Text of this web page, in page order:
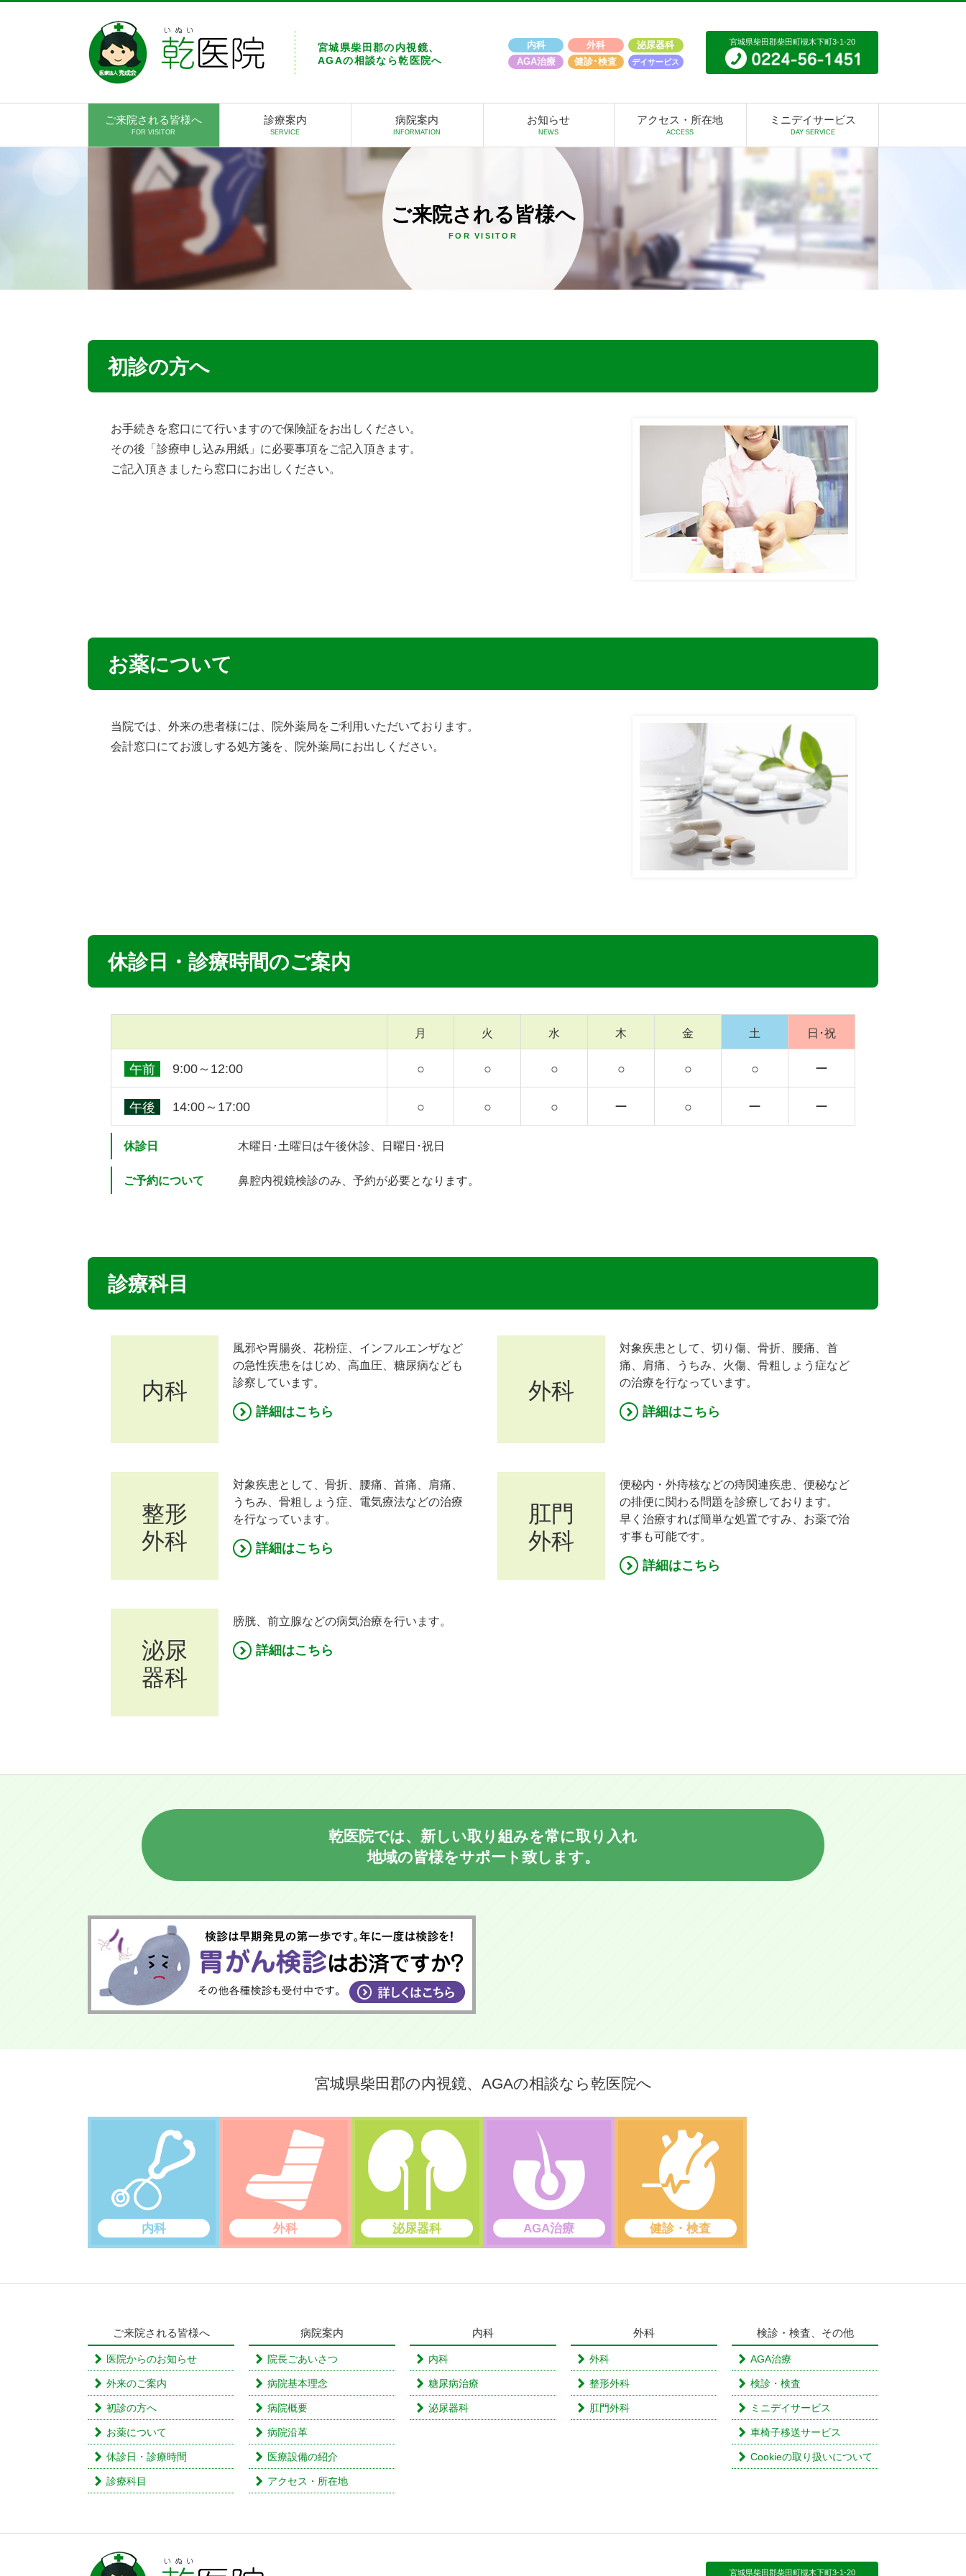
ご来院される皆様へ
FOR VISITOR
宮城県柴田郡の内視鏡、
AGAの相談なら乾医院へ
内科 外科
泌尿器科
AGA治療
健診･検査 デイサービス
宮城県柴田郡柴田町槻木下町3-1-20
お知らせ アクセス・所在地
ご来院される皆様へ 診療案内 病院案内 ミニデイサービス
初診の方へ
お手続きを窓口にて行いますので保険証をお出しください。
その後「診療申し込み用紙」に必要事項をご記入頂きます。
ご記入頂きましたら窓口にお出しください。
お薬について
当院では、外来の患者様には、院外薬局をご利用いただいております。
会計窓口にてお渡しする処方箋を、院外薬局にお出しください。
休診日・診療時間のご案内
月 火 水 木 金 土 日･祝
午前 9:00～12:00 ○ ○ ○ ○ ○ ○ ー
午後 14:00～17:00 ○ ○ ○ ー ○ ー ー
休診日 木曜日･土曜日は午後休診、日曜日･祝日
ご予約について 鼻腔内視鏡検診のみ、予約が必要となります。
診療科目
内科
風邪や胃腸炎、花粉症、インフルエンザなど
の急性疾患をはじめ、高血圧、糖尿病なども
診察しています。
詳細はこちら
外科
対象疾患として、切り傷、骨折、腰痛、首
痛、肩痛、うちみ、火傷、骨粗しょう症など
の治療を行なっています。
詳細はこちら
整形
外科
対象疾患として、骨折、腰痛、首痛、肩痛、
うちみ、骨粗しょう症、電気療法などの治療
を行なっています。
詳細はこちら
肛門
外科
便秘内・外痔核などの痔関連疾患、便秘など
の排便に関わる問題を診療しております。
早く治療すれば簡単な処置ですみ、お薬で治
す事も可能です。
詳細はこちら
泌尿
器科
膀胱、前立腺などの病気治療を行います。
詳細はこちら
乾医院では、新しい取り組みを常に取り入れ
地域の皆様をサポート致します。
宮城県柴田郡の内視鏡、AGAの相談なら乾医院へ
内科 外科 泌尿器科 AGA治療 健診・検査
宮城県柴田郡柴田町槻木下町3-1-20
ご来院される皆様へ
医院からのお知らせ
外来のご案内
初診の方へ
お薬について
休診日・診療時間
診療科目
病院案内
院長ごあいさつ
病院基本理念
病院概要
病院沿革
医療設備の紹介
アクセス・所在地
内科
内科
糖尿病治療
泌尿器科
外科
外科
整形外科
肛門外科
検診・検査、その他
AGA治療
検診・検査
ミニデイサービス
車椅子移送サービス
Cookieの取り扱いについて